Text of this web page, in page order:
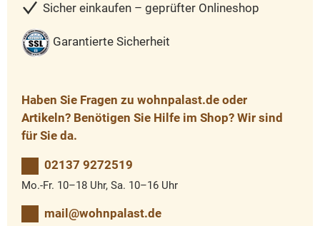
Sicher einkaufen – geprüfter Onlineshop
Garantierte Sicherheit
Haben Sie Fragen zu wohnpalast.de oder
Artikeln? Benötigen Sie Hilfe im Shop? Wir sind
für Sie da.
02137 9272519
Mo.-Fr. 10–18 Uhr, Sa. 10–16 Uhr
mail@wohnpalast.de